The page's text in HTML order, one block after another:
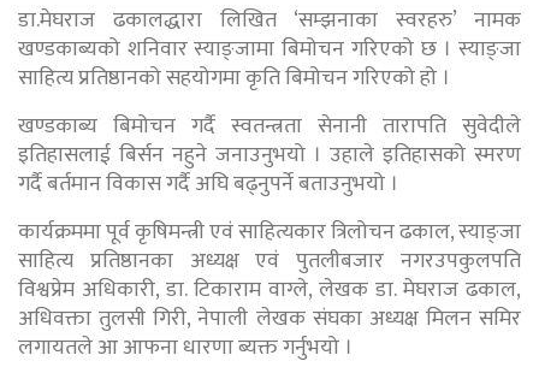
डा.मेघराज ढकालद्धारा लिखित ‘सम्झनाका स्वरहरु’ नामक
खण्डकाब्यको शनिवार स्याङ्जामा बिमोचन गरिएको छ । स्याङ्जा
साहित्य प्रतिष्ठानको सहयोगमा कृति बिमोचन गरिएको हो ।
खण्डकाब्य बिमोचन गर्दै स्वतन्त्रता सेनानी तारापति सुवेदीले
इतिहासलाई बिर्सन नहुने जनाउनुभयो । उहाले इतिहासको स्मरण
गर्दै बर्तमान विकास गर्दै अघि बढ्नुपर्ने बताउनुभयो ।
कार्यक्रममा पूर्व कृषिमन्त्री एवं साहित्यकार त्रिलोचन ढकाल, स्याङ्जा
साहित्य प्रतिष्ठानका अध्यक्ष एवं पुतलीबजार नगरउपकुलपति
विश्वप्रेम अधिकारी, डा. टिकाराम वाग्ले, लेखक डा. मेघराज ढकाल,
अधिवक्ता तुलसी गिरी, नेपाली लेखक संघका अध्यक्ष मिलन समिर
लगायतले आ आफना धारणा ब्यक्त गर्नुभयो ।